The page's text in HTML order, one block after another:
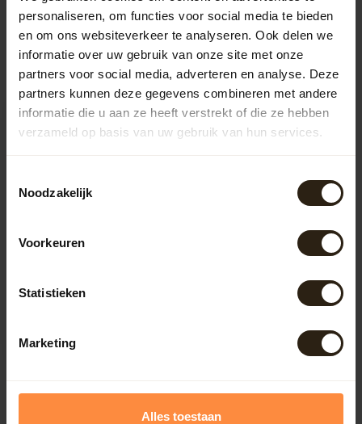
personaliseren, om functies voor social media te bieden
en om ons websiteverkeer te analyseren. Ook delen we
informatie over uw gebruik van onze site met onze
partners voor social media, adverteren en analyse. Deze
partners kunnen deze gegevens combineren met andere
informatie die u aan ze heeft verstrekt of die ze hebben
verzameld op basis van uw gebruik van hun services.
Noodzakelijk
Voorkeuren
Statistieken
Marketing
Alles toestaan
Recent bekeken
Voor een scherpe prijs krijgt u